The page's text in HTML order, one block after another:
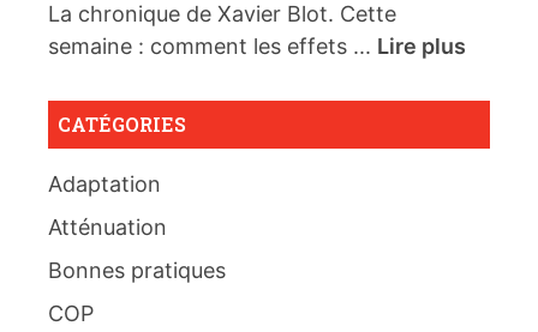
La chronique de Xavier Blot. Cette
semaine : comment les effets ... Lire plus
CATÉGORIES
Adaptation
Atténuation
Bonnes pratiques
COP